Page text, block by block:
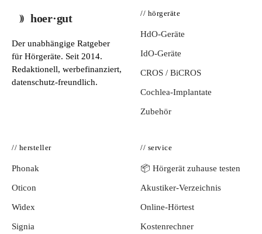
hoer·gut
Der unabhängige Ratgeber
für Hörgeräte. Seit 2014.
Redaktionell, werbefinanziert,
datenschutz-freundlich.
// hörgeräte
HdO-Geräte
IdO-Geräte
CROS / BiCROS
Cochlea-Implantate
Zubehör
// hersteller
Phonak
Oticon
Widex
Signia
// service
📦 Hörgerät zuhause testen
Akustiker-Verzeichnis
Online-Hörtest
Kostenrechner